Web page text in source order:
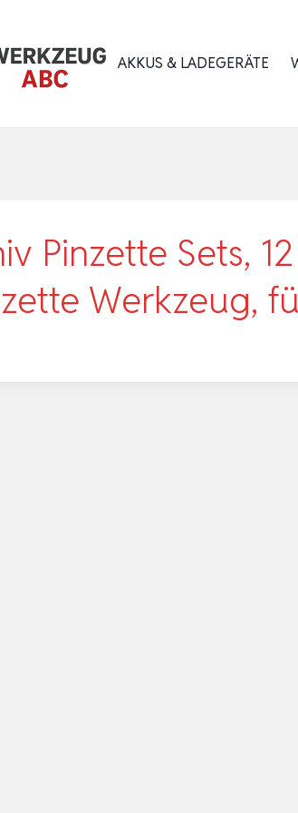
AKKUS & LADEGERÄTE
Pinzette Sets,
Werkzeug,